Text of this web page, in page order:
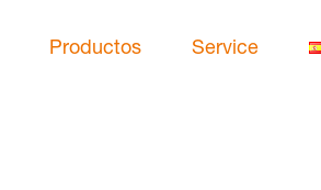
Productos Service